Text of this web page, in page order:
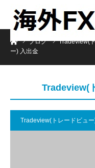
ホームブログ Tradeview(
ー) 入出金
Tradeview(
Tradeview(トレードビュ